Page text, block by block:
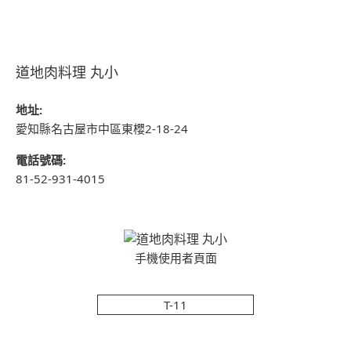
道地肉料理 丸小
地址:
愛知縣名古屋市中區東櫻2-18-24
電話號碼:
81-52-931-4015
手機使用者頁面
T-11